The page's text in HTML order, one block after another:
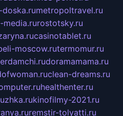
metropoltravel.ru
rostotsky.ru
casinotablet.ru
moscow.rutermomur.ru
erdamchi.rudoramamama.ru
clean-dreams.ru
healthenter.ru
kinofilmy-2021.ru
remstir-tolyatti.ru